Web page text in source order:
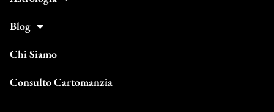
Blog
Chi Siamo
Consulto Cartomanzia